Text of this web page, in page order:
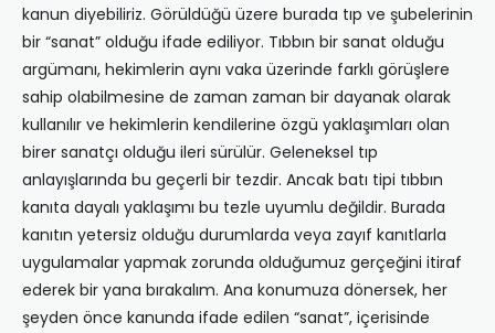
kanun diyebiliriz. Görüldüğü üzere burada tıp ve şubelerinin
bir “sanat” olduğu ifade ediliyor. Tıbbın bir sanat olduğu
argümanı, hekimlerin aynı vaka üzerinde farklı görüşlere
sahip olabilmesine de zaman zaman bir dayanak olarak
kullanılır ve hekimlerin kendilerine özgü yaklaşımları olan
birer sanatçı olduğu ileri sürülür. Geleneksel tıp
anlayışlarında bu geçerli bir tezdir. Ancak batı tipi tıbbın
kanıta dayalı yaklaşımı bu tezle uyumlu değildir. Burada
kanıtın yetersiz olduğu durumlarda veya zayıf kanıtlarla
uygulamalar yapmak zorunda olduğumuz gerçeğini itiraf
ederek bir yana bırakalım. Ana konumuza dönersek, her
şeyden önce kanunda ifade edilen “sanat”, içerisinde